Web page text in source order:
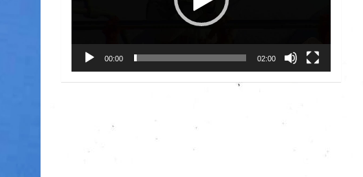
00:00 02:00